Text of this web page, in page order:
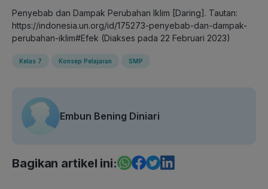
Penyebab dan Dampak Perubahan Iklim [Daring]. Tautan:
https://indonesia.un.org/id/175273-penyebab-dan-dampak-
perubahan-iklim#Efek (Diakses pada 22 Februari 2023)
Kelas 7 Konsep Pelajaran SMP
Embun Bening Diniari
Bagikan artikel ini: